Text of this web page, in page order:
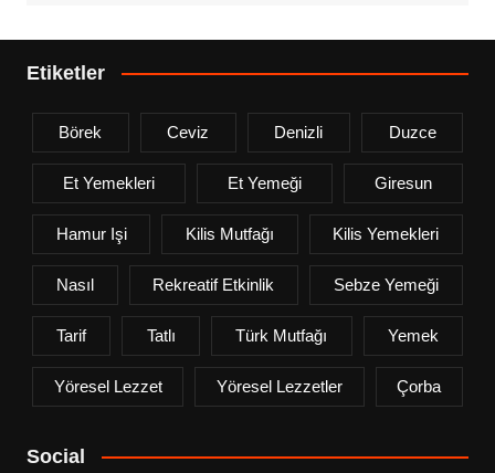
Etiketler
Börek Ceviz Denizli Duzce
Et Yemekleri Et Yemeği Giresun
Hamur Işi Kilis Mutfağı Kilis Yemekleri
Nasıl Rekreatif Etkinlik Sebze Yemeği
Tarif Tatlı Türk Mutfağı Yemek
Yöresel Lezzet Yöresel Lezzetler Çorba
Social